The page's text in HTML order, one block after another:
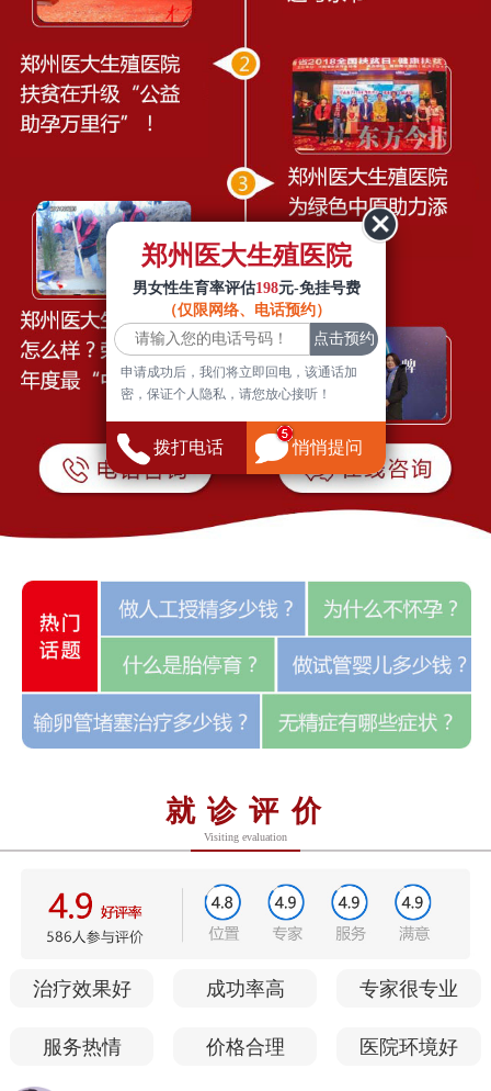
就诊评价
Visiting evaluation
治疗效果好 成功率高 专家很专业
服务热情 价格合理 医院环境好
郑州医大生殖医院
男女性生育率评估198元-免挂号费
（仅限网络、电话预约）
申请成功后，我们将立即回电，该通话加
密，保证个人隐私，请您放心接听！
拨打电话 悄悄提问